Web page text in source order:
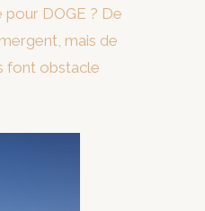
DOGE ? De
mais de
font obstacle